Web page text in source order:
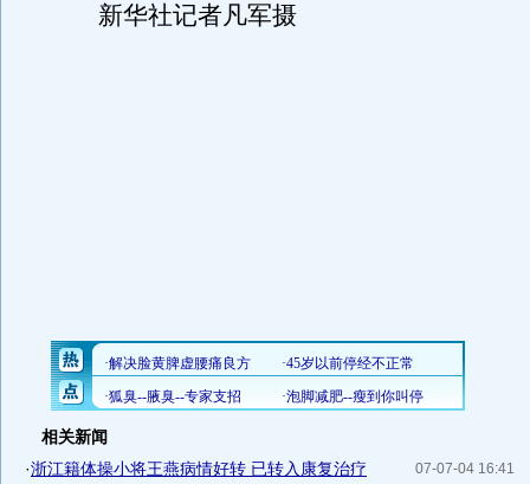
新华社记者凡军摄
相关新闻
07-07-04 16:41
·浙江籍体操小将王燕病情好转 已转入康复治疗